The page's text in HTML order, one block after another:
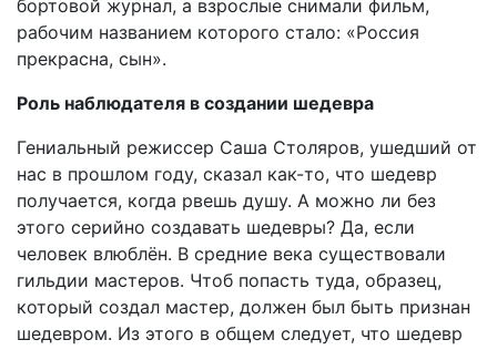
бортовой журнал, а взрослые снимали фильм,
рабочим названием которого стало: «Россия
прекрасна, сын».
Роль наблюдателя в создании шедевра
Гениальный режиссер Саша Столяров, ушедший от
нас в прошлом году, сказал как-то, что шедевр
получается, когда рвешь душу. А можно ли без
этого серийно создавать шедевры? Да, если
человек влюблён. В средние века существовали
гильдии мастеров. Чтоб попасть туда, образец,
который создал мастер, должен был быть признан
шедевром. Из этого в общем следует, что шедевр